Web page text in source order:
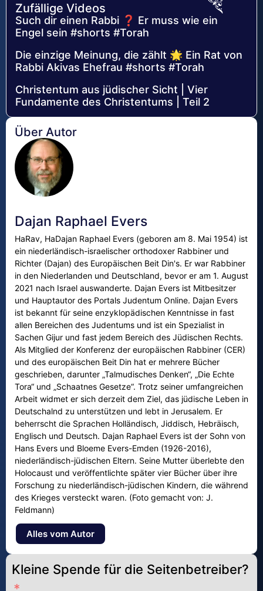
Zufällige Videos
Such dir einen Rabbi ❓ Er muss wie ein
Engel sein #shorts #Torah
Die einzige Meinung, die zählt 🌟 Ein Rat von
Rabbi Akivas Ehefrau #shorts #Torah
Christentum aus jüdischer Sicht | Vier
Fundamente des Christentums | Teil 2
Über Autor
Dajan Raphael Evers
HaRav, HaDajan Raphael Evers (geboren am 8. Mai 1954) ist
ein niederländisch-israelischer orthodoxer Rabbiner und
Richter (Dajan) des Europäischen Beit Din's. Er war Rabbiner
in den Niederlanden und Deutschland, bevor er am 1. August
2021 nach Israel auswanderte. Dajan Evers ist Mitbesitzer
und Hauptautor des Portals Judentum Online. Dajan Evers
ist bekannt für seine enzyklopädischen Kenntnisse in fast
allen Bereichen des Judentums und ist ein Spezialist in
Sachen Gijur und fast jedem Bereich des Jüdischen Rechts.
Als Mitglied der Konferenz der europäischen Rabbiner (CER)
und des europäischen Beit Din hat er mehrere Bücher
geschrieben, darunter „Talmudisches Denken“, „Die Echte
Tora“ und „Schaatnes Gesetze“. Trotz seiner umfangreichen
Arbeit widmet er sich derzeit dem Ziel, das jüdische Leben in
Deutschalnd zu unterstützen und lebt in Jerusalem. Er
beherrscht die Sprachen Holländisch, Jiddisch, Hebräisch,
Englisch und Deutsch. Dajan Raphael Evers ist der Sohn von
Hans Evers und Bloeme Evers-Emden (1926-2016),
niederländisch-jüdischen Eltern. Seine Mutter überlebte den
Holocaust und veröffentlichte später vier Bücher über ihre
Forschung zu niederländisch-jüdischen Kindern, die während
des Krieges versteckt waren. (Foto gemacht von: J.
Feldmann)
Alles vom Autor
Kleine Spende für die Seitenbetreiber?